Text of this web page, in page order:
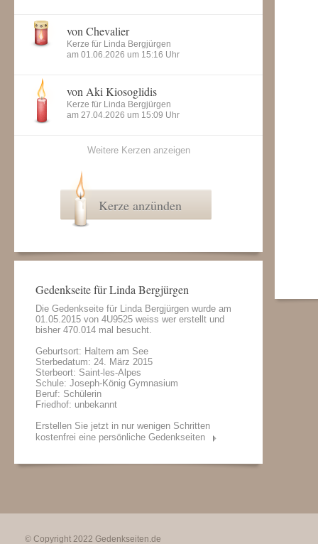
von Chevalier
Kerze für Linda Bergjürgen
am 01.06.2026 um 15:16 Uhr
von Aki Kiosoglidis
Kerze für Linda Bergjürgen
am 27.04.2026 um 15:09 Uhr
Weitere Kerzen anzeigen
Kerze anzünden
Gedenkseite für Linda Bergjürgen
Die Gedenkseite für Linda Bergjürgen wurde am
01.05.2015 von 4U9525 weiss wer erstellt und
bisher 470.014 mal besucht.
Geburtsort: Haltern am See
Sterbedatum: 24. März 2015
Sterbeort: Saint-les-Alpes
Schule: Joseph-König Gymnasium
Beruf: Schülerin
Friedhof: unbekannt
Erstellen Sie jetzt in nur wenigen Schritten
kostenfrei eine persönliche Gedenkseiten
© Copyright 2022 Gedenkseiten.de